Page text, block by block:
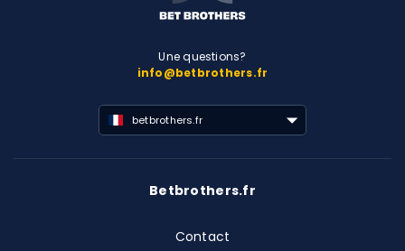
Une questions?
info@betbrothers.fr
betbrothers.fr
Betbrothers.fr
Contact